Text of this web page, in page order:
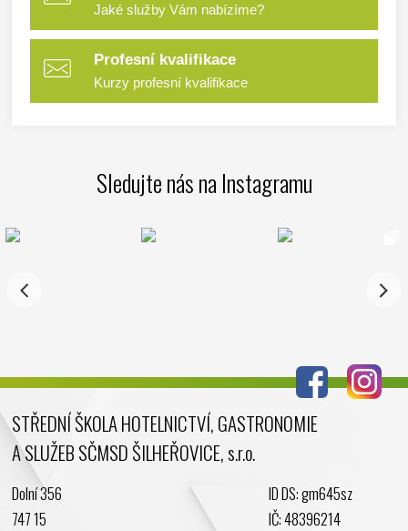
Jaké služby Vám nabízíme?
Profesní kvalifikace
Kurzy profesní kvalifikace
Sledujte nás na Instagramu
STŘEDNÍ ŠKOLA HOTELNICTVÍ, GASTRONOMIE
A SLUŽEB SČMSD ŠILHEŘOVICE, s.r.o.
Dolní 356
747 15
ID DS: gm645sz
IČ: 48396214